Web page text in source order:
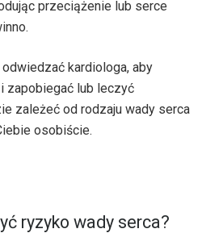
przeciążenie lub serce
kardiologa, aby
zapobiegać lub leczyć
zależeć od rodzaju wady serca
osobiście.
ryzyko wady serca?